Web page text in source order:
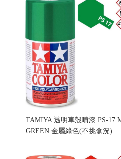
TAMIYA 透明車殼噴漆 PS-17
GREEN 金屬綠色(不挑盒況)